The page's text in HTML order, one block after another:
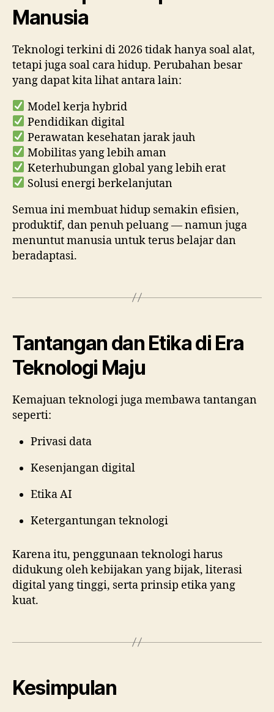
Manusia
Teknologi terkini di 2026 tidak hanya soal alat,
tetapi juga soal cara hidup. Perubahan besar
yang dapat kita lihat antara lain:
Model kerja hybrid
Pendidikan digital
Perawatan kesehatan jarak jauh
Mobilitas yang lebih aman
Keterhubungan global yang lebih erat
Solusi energi berkelanjutan
Semua ini membuat hidup semakin efisien,
produktif, dan penuh peluang — namun juga
menuntut manusia untuk terus belajar dan
beradaptasi.
Tantangan dan Etika di Era
Teknologi Maju
Kemajuan teknologi juga membawa tantangan
seperti:
Privasi data
Kesenjangan digital
Etika AI
Ketergantungan teknologi
Karena itu, penggunaan teknologi harus
didukung oleh kebijakan yang bijak, literasi
digital yang tinggi, serta prinsip etika yang
kuat.
Kesimpulan